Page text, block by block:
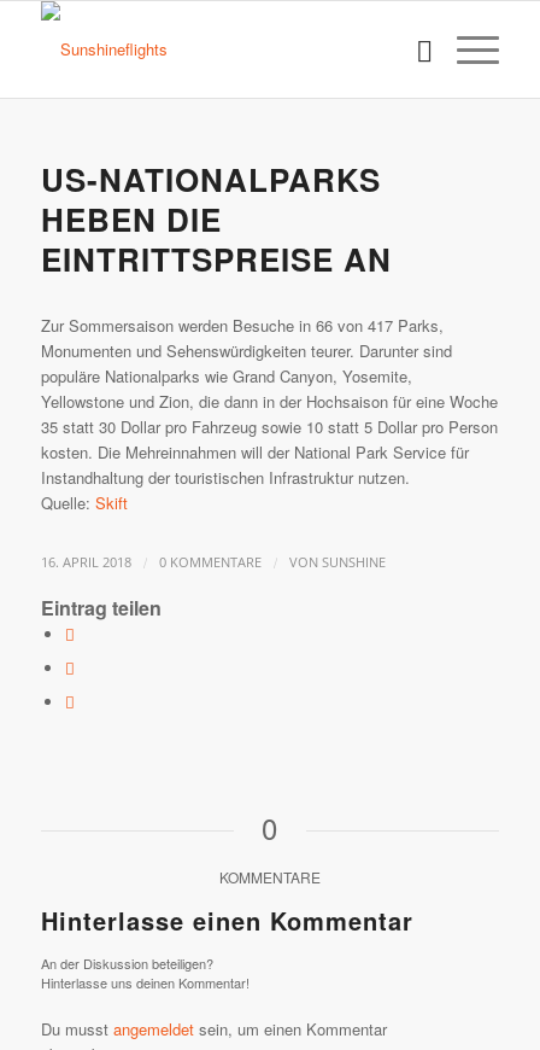
US-NATIONALPARKS
HEBEN DIE
EINTRITTSPREISE AN
Zur Sommersaison werden Besuche in 66 von 417 Parks,
Monumenten und Sehenswürdigkeiten teurer. Darunter sind
populäre Nationalparks wie Grand Canyon, Yosemite,
Yellowstone und Zion, die dann in der Hochsaison für eine Woche
35 statt 30 Dollar pro Fahrzeug sowie 10 statt 5 Dollar pro Person
kosten. Die Mehreinnahmen will der National Park Service für
Instandhaltung der touristischen Infrastruktur nutzen.
Quelle: Skift
16. APRIL 2018 / 0 KOMMENTARE / VON SUNSHINE
Eintrag teilen
0
KOMMENTARE
Hinterlasse einen Kommentar
An der Diskussion beteiligen?
Hinterlasse uns deinen Kommentar!
Du musst angemeldetsein, um einen Kommentar